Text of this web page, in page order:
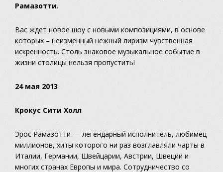
Рамазотти.
Вас ждет новое шоу с новыми композициями, в основе
которых – неизменный нежный лиризм чувственная
искренность. Столь знаковое музыкальное событие в
жизни столицы нельзя пропустить!
24 мая 2013
Крокус Сити Холл
Эрос Рамазотти — легендарный исполнитель, любимец
миллионов, хиты которого ни раз возглавляли чарты в
Италии, Германии, Швейцарии, Австрии, Швеции и
многих странах Европы и мира. Сотрудничество со